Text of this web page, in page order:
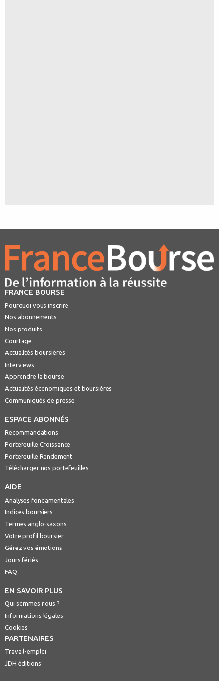
FRANCE BOURSE
Pourquoi vous inscrire
Nos abonnements
Nos produits
Courtage
Actualités boursières
Interviews
Apprendre la bourse
Actualités économiques et boursières
Communiqués de presse
ESPACE ABONNÉS
Recommandations
Portefeuille Croissance
Portefeuille Rendement
Télécharger nos portefeuilles
AIDE
Analyses fondamentales
Indices boursiers
Termes anglo-saxons
Votre profil boursier
Gérez vos émotions
Jours fériés
FAQ
EN SAVOIR PLUS
Qui sommes nous ?
Informations légales
Cookies
PARTENAIRES
Travail-emploi
JDH éditions